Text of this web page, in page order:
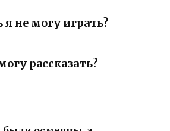
не могу играть?
рассказать?